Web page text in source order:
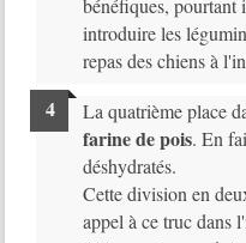
bénéfiques, pourtant
introduire les
repas des chiens à
La quatrième place
farine de pois. En
déshydratés.
Cette division en
appel à ce truc dans